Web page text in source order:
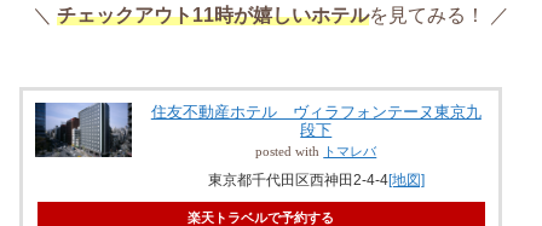
＼ チェックアウト11時が嬉しいホテルを見てみる！ ／
住友不動産ホテル ヴィラフォンテーヌ東京九
段下
posted with トマレバ
東京都千代田区西神田2-4-4[地図]
楽天トラベルで予約する